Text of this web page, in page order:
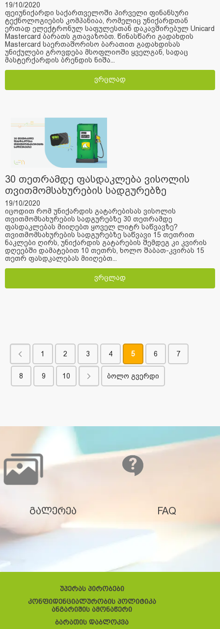
19/10/2020
ფეიუნიქარდი საქართველოში პირველი ფინანსური
ტექნოლოგიების კომპანიაა, რომელიც უნიქარდთან
ერთად ელექტრონულ საფულესთან დაკავშირებულ Unicard
Mastercard ბარათს გთავაზობთ. წინასწარი გადახდის
Mastercard საერთაშორისო ბარათით გადახდისას
უნიქულები გროვდება მსოფლიოში ყველგან, სადაც
მასტერქარდის ბრენდის ნიშა...
ვრცლად
30 თეთრამდე ფასდაკლება ვისოლის
თვითმომსახურების სადგურებზე
19/10/2020
იცოდით რომ უნიქარდის გატარებისას ვისოლის
თვითმომსახურების სადგურებზე 30 თეთრამდე
ფასდაკლებას მიიღებთ ყოველ ლიტრ საწვავზე?
თვითმომსახურების სადგურებზე საწვავი 15 თეთრით
ნაკლები ღირს, უნიქარდის გატარების შემდეგ კი კვირის
დღეებში დამატებით 10 თეთრს, ხოლო შაბათ-კვირას 15
თეთრ ფასდკალებას მიიღებთ...
ვრცლად
1 2 3 4 5 6 7
8 9 10 ბოლო გვერდი
გალერეა FAQ
უპერას პირობები
კონფიდენციალურობის პოლიტიკა
ანგარიშის ამონაწერი
ბარათის დაბლოკვა